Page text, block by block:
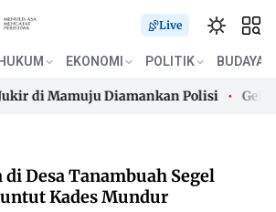
Live
HUKUM EKONOMI POLITIK BUDAYA
di Mamuju Diamankan Polisi
Mamuju Diamankan Polisi
di Desa Tanambuah Segel
Kades Mundur